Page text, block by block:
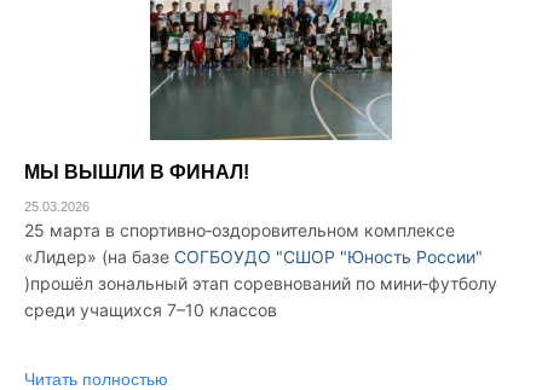
МЫ ВЫШЛИ В ФИНАЛ!
25.03.2026
25 марта в спортивно‑оздоровительном комплексе
«Лидер» (на базе СОГБОУДО "СШОР "Юность России"
)прошёл зональный этап соревнований по мини‑футболу
среди учащихся 7–10 классов
Читать полностью